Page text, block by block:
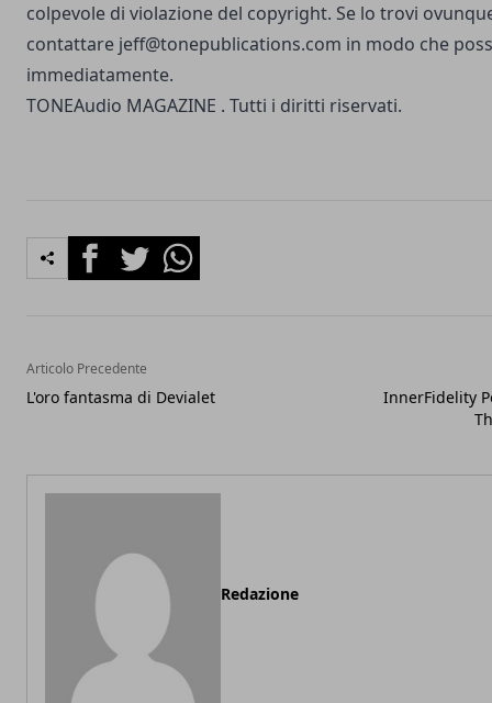
colpevole di violazione del copyright. Se lo trovi
contattare jeff@tonepublications.com in modo che
immediatamente.
TONEAudio MAGAZINE . Tutti i diritti riservati.
FacebookTwitterWhatsapp
Articolo Precedente
L'oro fantasma di Devialet
InnerFidelity
Redazione